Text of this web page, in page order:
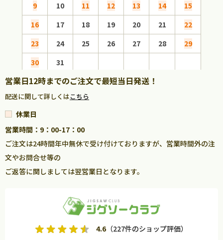
9
10 11 12 13 14
15
16
17 18 19 20 21
22
23
24 25 26 27 28
29
30
31
営業日12時までのご注文で最短当日発送！
配送に関して詳しくはこちら
休業日
営業時間：9：00-17：00
ご注文は24時間年中無休で受け付けておりますが、営業時間外の注
文やお問合せ等の
ご返答に関しましては翌営業日となります。
4.6 （227件のショップ評価）